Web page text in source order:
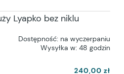
Lyapko bez niklu
Dostępność: na wyczerpaniu
Wysyłka w: 48 godzin
240,00 zł